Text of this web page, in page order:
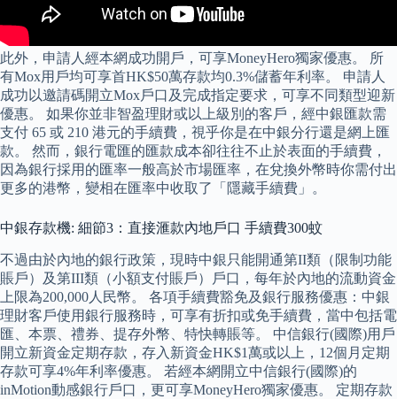
此外，申請人經本網成功開戶，可享MoneyHero獨家優惠。 所
有Mox用戶均可享首HK$50萬存款均0.3%儲蓄年利率。 申請人
成功以邀請碼開立Mox戶口及完成指定要求，可享不同類型迎新
優惠。 如果你並非智盈理財或以上級別的客戶，經中銀匯款需
支付 65 或 210 港元的手續費，視乎你是在中銀分行還是網上匯
款。 然而，銀行電匯的匯款成本卻往往不止於表面的手續費，
因為銀行採用的匯率一般高於市場匯率，在兌換外幣時你需付出
更多的港幣，變相在匯率中收取了「隱藏手續費」。
中銀存款機: 細節3：直接滙款內地戶口 手續費300蚊
不過由於內地的銀行政策，現時中銀只能開通第II類（限制功能
賬戶）及第III類（小額支付賬戶）戶口，每年於內地的流動資金
上限為200,000人民幣。 各項手續費豁免及銀行服務優惠：中銀
理財客戶使用銀行服務時，可享有折扣或免手續費，當中包括電
匯、本票、禮券、提存外幣、特快轉賬等。 中信銀行(國際)用戶
開立新資金定期存款，存入新資金HK$1萬或以上，12個月定期
存款可享4%年利率優惠。 若經本網開立中信銀行(國際)的
inMotion動感銀行戶口，更可享MoneyHero獨家優惠。 定期存款